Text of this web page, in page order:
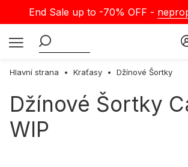
End Sale up to -70% OFF -
Hlavní strana Kraťasy Džínové Šortky
Džínové Šortky
WIP